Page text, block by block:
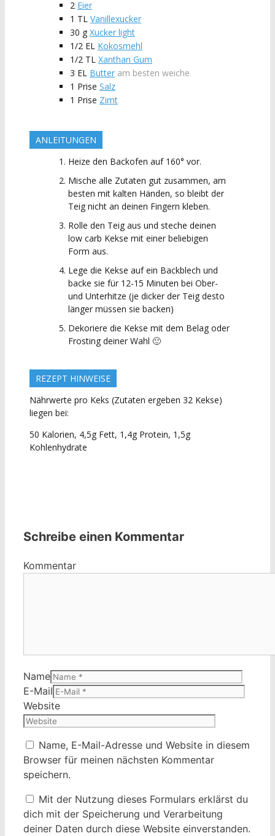
2 Eier
1 TL Vanillexucker
30 g Xucker light
1/2 EL Kokosmehl
1/2 TL Xanthan Gum
3 EL Butter am besten weiche
1 Prise Salz
1 Prise Zimt
ANLEITUNGEN
Heize den Backofen auf 160° vor.
Mische alle Zutaten gut zusammen, am
besten mit kalten Händen, so bleibt der
Teig nicht an deinen Fingern kleben.
Rolle den Teig aus und steche deinen
low carb Kekse mit einer beliebigen
Form aus.
Lege die Kekse auf ein Backblech und
backe sie für 12-15 Minuten bei Ober-
und Unterhitze (je dicker der Teig desto
länger müssen sie backen)
Dekoriere die Kekse mit dem Belag oder
Frosting deiner Wahl 🙂
REZEPT HINWEISE
Nährwerte pro Keks (Zutaten ergeben 32 Kekse)
liegen bei:
50 Kalorien, 4,5g Fett, 1,4g Protein, 1,5g
Kohlenhydrate
Schreibe einen Kommentar
Kommentar
Name
E-Mail
Website
Name, E-Mail-Adresse und Website in diesem
Browser für meinen nächsten Kommentar
speichern.
Mit der Nutzung dieses Formulars erklärst du
dich mit der Speicherung und Verarbeitung
deiner Daten durch diese Website einverstanden.